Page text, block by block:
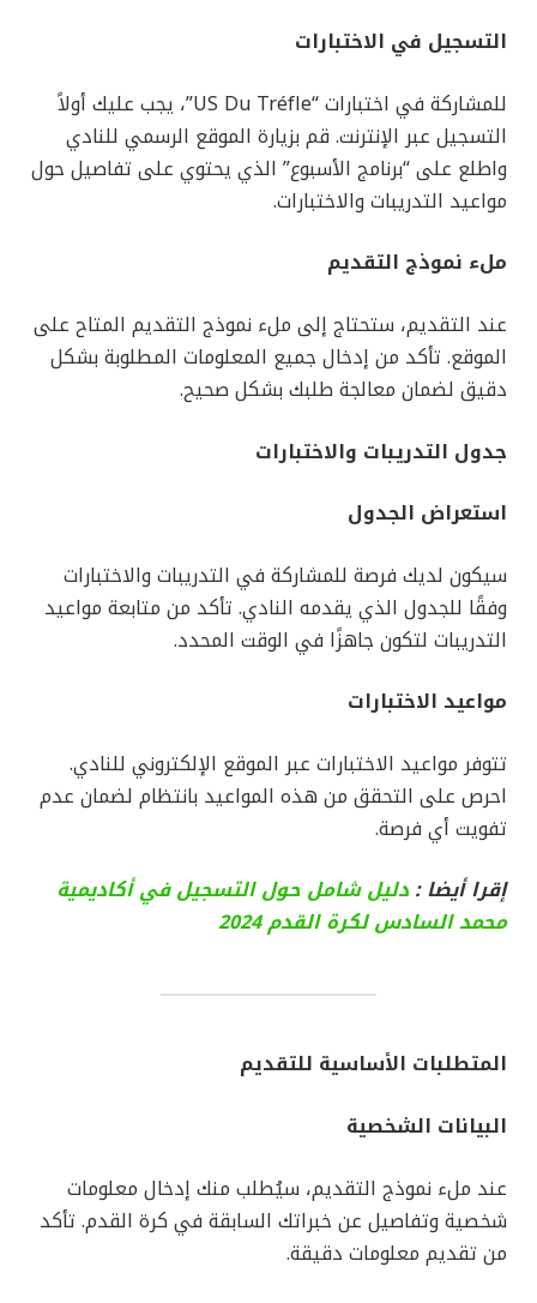
التسجيل في الاختبارات
للمشاركة في اختبارات “US Du Tréfle”، يجب عليك أولاً
التسجيل عبر الإنترنت. قم بزيارة الموقع الرسمي للنادي
واطلع على “برنامج الأسبوع” الذي يحتوي على تفاصيل حول
مواعيد التدريبات والاختبارات.
ملء نموذج التقديم
عند التقديم، ستحتاج إلى ملء نموذج التقديم المتاح على
الموقع. تأكد من إدخال جميع المعلومات المطلوبة بشكل
دقيق لضمان معالجة طلبك بشكل صحيح.
جدول التدريبات والاختبارات
استعراض الجدول
سيكون لديك فرصة للمشاركة في التدريبات والاختبارات
وفقًا للجدول الذي يقدمه النادي. تأكد من متابعة مواعيد
التدريبات لتكون جاهزًا في الوقت المحدد.
مواعيد الاختبارات
تتوفر مواعيد الاختبارات عبر الموقع الإلكتروني للنادي.
احرص على التحقق من هذه المواعيد بانتظام لضمان عدم
تفويت أي فرصة.
إقرا أيضا : دليل شامل حول التسجيل في أكاديمية
محمد السادس لكرة القدم 2024
المتطلبات الأساسية للتقديم
البيانات الشخصية
عند ملء نموذج التقديم، سيُطلب منك إدخال معلومات
شخصية وتفاصيل عن خبراتك السابقة في كرة القدم. تأكد
من تقديم معلومات دقيقة.